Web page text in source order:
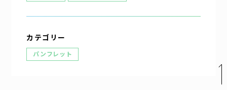
カテゴリー
パンフレット
お問い合わせ
パートナー募集